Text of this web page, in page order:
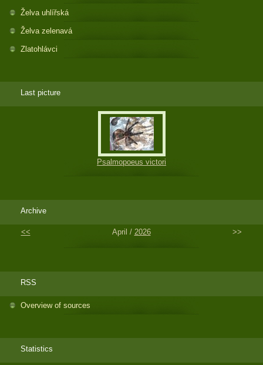
Želva uhlířská
Želva zelenavá
Zlatohlávci
Last picture
Psalmopoeus victori
Archive
<< April / 2026 >>
RSS
Overview of sources
Statistics